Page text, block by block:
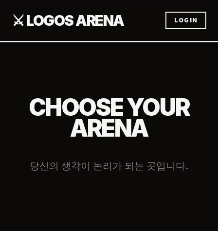
⚔️ LOGOS ARENA LOGIN
CHOOSE YOUR
ARENA
당신의 생각이 논리가 되는 곳입니다.